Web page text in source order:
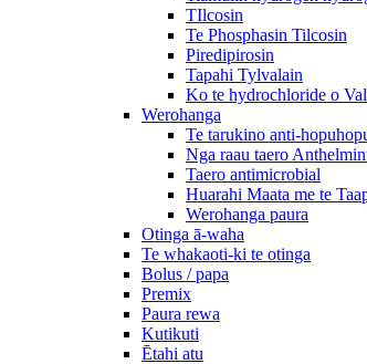
TIlcosin
Te Phosphasin Tilcosin
Piredipirosin
Tapahi Tylvalain
Ko te hydrochloride o
Werohanga
Te tarukino anti-
Nga raau taero
Taero antimicrobial
Huarahi Maata me te
Werohanga paura
Otinga ā-waha
Te whakaoti-ki te otinga
Bolus / papa
Premix
Paura rewa
Kutikuti
Ētahi atu